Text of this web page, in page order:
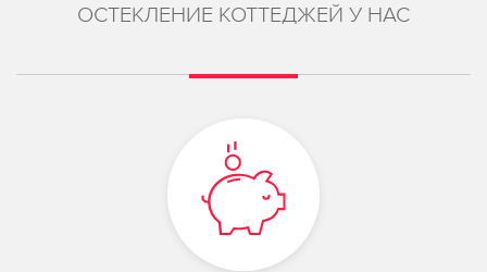
ОСТЕКЛЕНИЕ КОТТЕДЖЕЙ У НАС